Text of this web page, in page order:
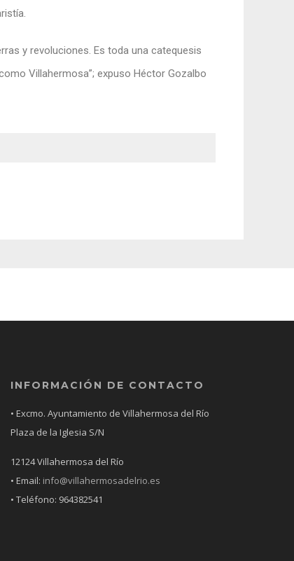
y revoluciones. Es toda una catequesis
Villahermosa”; expuso Héctor Gozalbo
INFORMACIÓN DE CONTACTO
• Excmo. Ayuntamiento de Villahermosa del Río
Plaza de la Iglesia S/N
12124 Villahermosa del Río
• Email: info@villahermosadelrio.es
• Teléfono: 964382541